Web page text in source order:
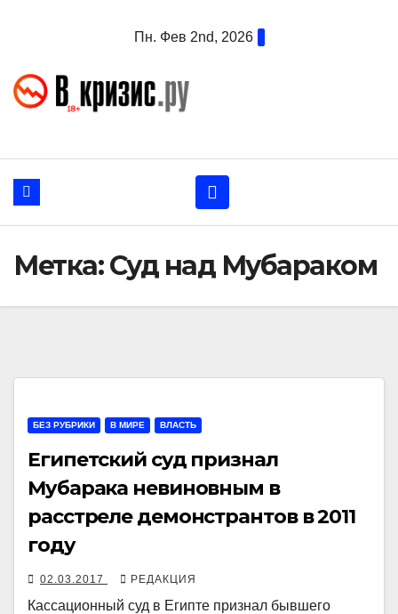
Пн. Фев 2nd, 2026
Метка:Суд над Мубараком
БЕЗ РУБРИКИ В МИРЕ ВЛАСТЬ
Египетский суд признал
Мубарака невиновным в
расстреле демонстрантов в 2011
году
02.03.2017 РЕДАКЦИЯ
Кассационный суд в Египте признал бывшего